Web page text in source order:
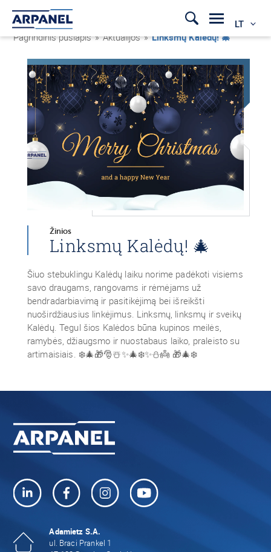
LT
Pagrindinis puslapis » Aktualijos »Linksmų Kalėdų! 🎄
Žinios
Linksmų Kalėdų! 🎄
Šiuo stebuklingu Kalėdų laiku norime padėkoti visiems
savo draugams, rangovams ir rėmėjams už
bendradarbiavimą ir pasitikėjimą bei išreikšti
nuoširdžiausius linkėjimus. Linksmų, linksmų ir sveikų
Kalėdų. Tegul šios Kalėdos būna kupinos meilės,
ramybės, džiaugsmo ir nuostabaus laiko, praleisto su
artimaisiais. ❄️🎄🎁🎅☃️✨🎄❄️✨⛄️👼 🎁🎄❄️
Adamietz S.A.
ul. Braci Prankel 1